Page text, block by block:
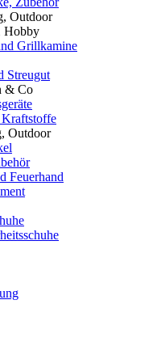
Outdoor
Hobby
Grillkamine
Streugut
& Co
Outdoor
Feuerhand